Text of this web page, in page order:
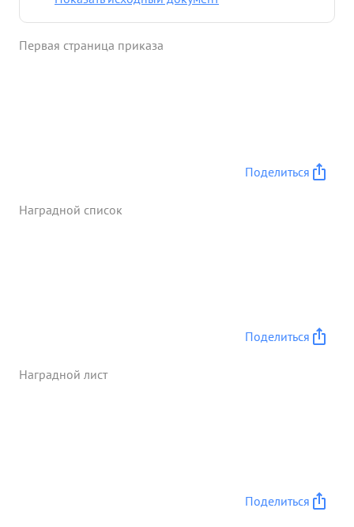
Первая страница приказа
Поделиться
Наградной список
Поделиться
Наградной лист
Поделиться